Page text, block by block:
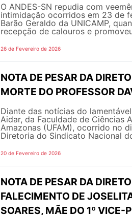
O ANDES-SN repudia com
intimidação ocorridos em 23 de
Barão Geraldo da UNICAMP,
recepção de calouros e
26 de Fevereiro de 2026
NOTA DE PESAR DA
MORTE DO PROFESSOR
Diante das notícias do
Aidar, da Faculdade de Ciências
Amazonas (UFAM), ocorrido no
Diretoria do Sindicato Nacional
20 de Fevereiro de 2026
NOTA DE PESAR DA
FALECIMENTO DE
SOARES, MÃE DO 1º VICE-